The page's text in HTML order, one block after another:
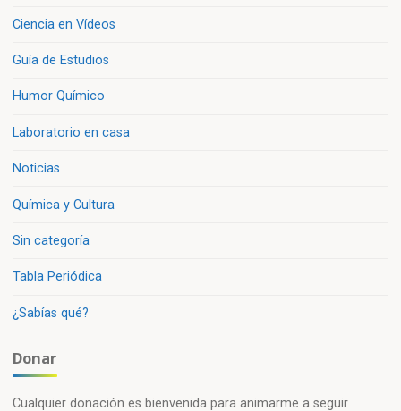
Ciencia en Vídeos
Guía de Estudios
Humor Químico
Laboratorio en casa
Noticias
Química y Cultura
Sin categoría
Tabla Periódica
¿Sabías qué?
Donar
Cualquier donación es bienvenida para animarme a seguir